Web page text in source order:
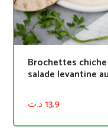
Brochettes
salade levantine
13,9د.ت